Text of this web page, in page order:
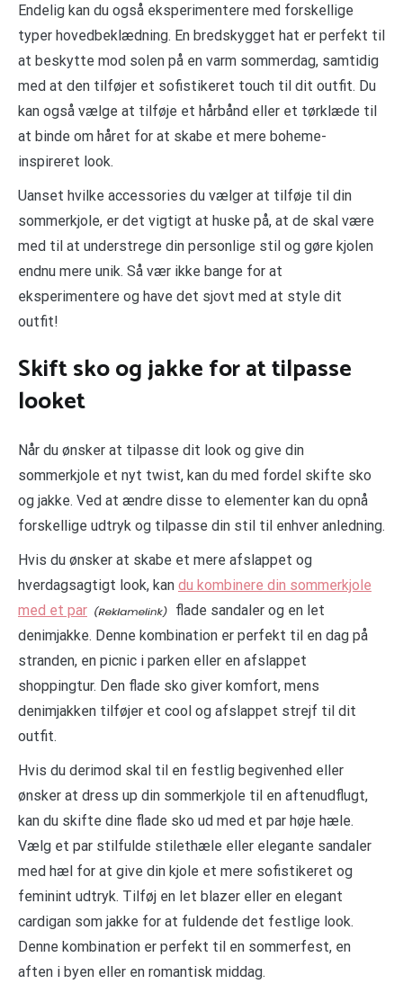
Endelig kan du også eksperimentere med forskellige
typer hovedbeklædning. En bredskygget hat er perfekt til
at beskytte mod solen på en varm sommerdag, samtidig
med at den tilføjer et sofistikeret touch til dit outfit. Du
kan også vælge at tilføje et hårbånd eller et tørklæde til
at binde om håret for at skabe et mere boheme-
inspireret look.
Uanset hvilke accessories du vælger at tilføje til din
sommerkjole, er det vigtigt at huske på, at de skal være
med til at understrege din personlige stil og gøre kjolen
endnu mere unik. Så vær ikke bange for at
eksperimentere og have det sjovt med at style dit
outfit!
Skift sko og jakke for at tilpasse
looket
Når du ønsker at tilpasse dit look og give din
sommerkjole et nyt twist, kan du med fordel skifte sko
og jakke. Ved at ændre disse to elementer kan du opnå
forskellige udtryk og tilpasse din stil til enhver anledning.
Hvis du ønsker at skabe et mere afslappet og
hverdagsagtigt look, kan du kombinere din sommerkjole
med et par
flade sandaler og en let
denimjakke. Denne kombination er perfekt til en dag på
stranden, en picnic i parken eller en afslappet
shoppingtur. Den flade sko giver komfort, mens
denimjakken tilføjer et cool og afslappet strejf til dit
outfit.
Hvis du derimod skal til en festlig begivenhed eller
ønsker at dress up din sommerkjole til en aftenudflugt,
kan du skifte dine flade sko ud med et par høje hæle.
Vælg et par stilfulde stilethæle eller elegante sandaler
med hæl for at give din kjole et mere sofistikeret og
feminint udtryk. Tilføj en let blazer eller en elegant
cardigan som jakke for at fuldende det festlige look.
Denne kombination er perfekt til en sommerfest, en
aften i byen eller en romantisk middag.